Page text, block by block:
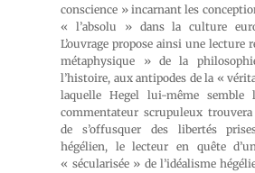
conscience » incarnant les
« l’absolu » dans la culture
L’ouvrage propose ainsi une lecture
métaphysique » de la
l’histoire, aux antipodes de la «
laquelle Hegel lui-même semble
commentateur scrupuleux
de s’offusquer des libertés
hégélien, le lecteur en quête
« sécularisée » de l’idéalisme